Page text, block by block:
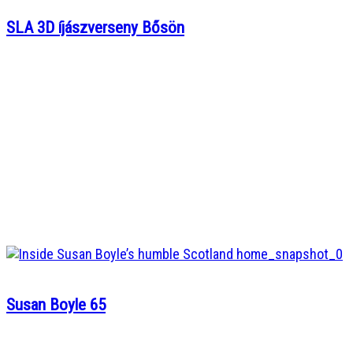
SLA 3D íjászverseny Bősön
Susan Boyle 65